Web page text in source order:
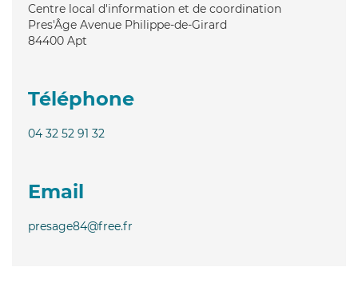
Centre local d'information et de coordination
Pres'Âge Avenue Philippe-de-Girard
84400 Apt
Téléphone
04 32 52 91 32
Email
presage84@free.fr